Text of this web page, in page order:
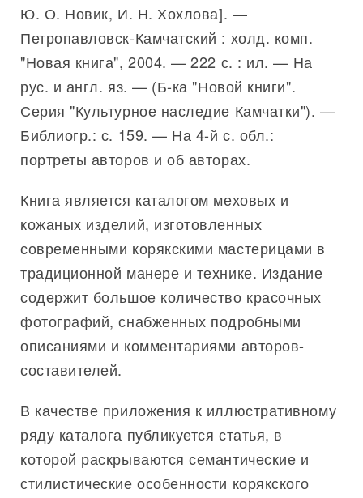
Ю. О. Новик, И. Н. Хохлова]. —
Петропавловск-Камчатский : холд. комп.
"Новая книга", 2004. — 222 с. : ил. — На
рус. и англ. яз. — (Б-ка "Новой книги".
Серия "Культурное наследие Камчатки"). —
Библиогр.: с. 159. — На 4-й с. обл.:
портреты авторов и об авторах.
Книга является каталогом меховых и
кожаных изделий, изготовленных
современными корякскими мастерицами в
традиционной манере и технике. Издание
содержит большое количество красочных
фотографий, снабженных подробными
описаниями и комментариями авторов-
составителей.
В качестве приложения к иллюстративному
ряду каталога публикуется статья, в
которой раскрываются семантические и
стилистические особенности корякского